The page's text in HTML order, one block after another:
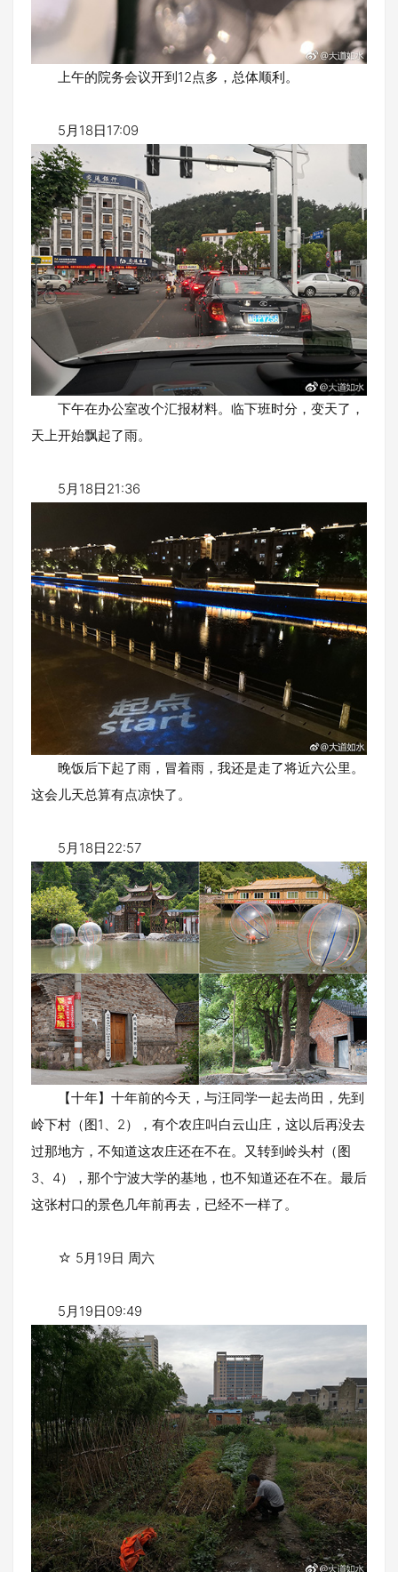
上午的院务会议开到12点多，总体顺利。
5月18日17:09
下午在办公室改个汇报材料。临下班时分，变天了，
天上开始飘起了雨。
5月18日21:36
晚饭后下起了雨，冒着雨，我还是走了将近六公里。
这会儿天总算有点凉快了。
5月18日22:57
【十年】十年前的今天，与汪同学一起去尚田，先到
岭下村（图1、2），有个农庄叫白云山庄，这以后再没去
过那地方，不知道这农庄还在不在。又转到岭头村（图
3、4），那个宁波大学的基地，也不知道还在不在。最后
这张村口的景色几年前再去，已经不一样了。
☆ 5月19日 周六
5月19日09:49